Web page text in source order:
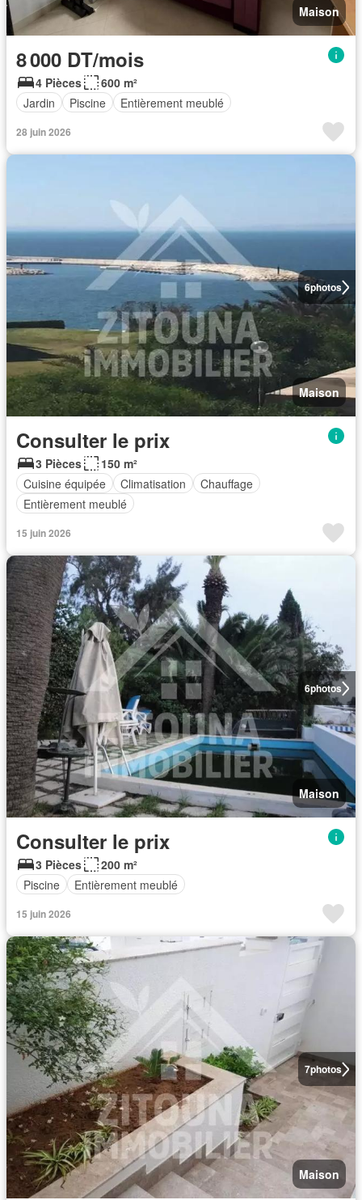
Maison
8 000 DT/mois
4 Pièces
600 m²
Jardin
Piscine Entièrement meublé
28 juin 2026
6photos
Maison
Consulter le prix
3 Pièces
150 m²
Cuisine équipée
Climatisation
Chauffage
Entièrement meublé
15 juin 2026
6photos
Maison
Consulter le prix
3 Pièces
200 m²
Piscine
Entièrement meublé
15 juin 2026
7photos
Maison